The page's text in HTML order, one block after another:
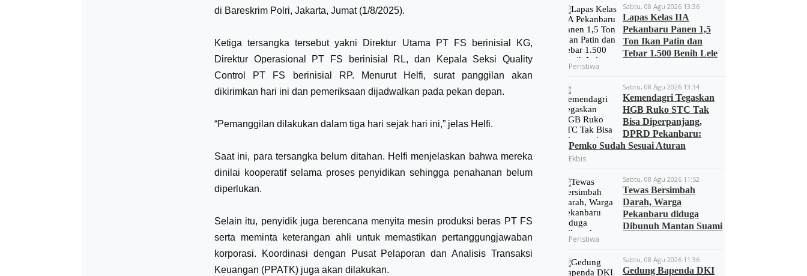
di Bareskrim Polri, Jakarta, Jumat (1/8/2025).
Ketiga tersangka tersebut yakni Direktur Utama PT FS berinisial KG,
Direktur Operasional PT FS berinisial RL, dan Kepala Seksi Quality
Control PT FS berinisial RP. Menurut Helfi, surat panggilan akan
dikirimkan hari ini dan pemeriksaan dijadwalkan pada pekan depan.
“Pemanggilan dilakukan dalam tiga hari sejak hari ini,” jelas Helfi.
Saat ini, para tersangka belum ditahan. Helfi menjelaskan bahwa mereka
dinilai kooperatif selama proses penyidikan sehingga penahanan belum
diperlukan.
Selain itu, penyidik juga berencana menyita mesin produksi beras PT FS
serta meminta keterangan ahli untuk memastikan pertanggungjawaban
korporasi. Koordinasi dengan Pusat Pelaporan dan Analisis Transaksi
Keuangan (PPATK) juga akan dilakukan.
Sabtu, 08 Agu 2026 13:36
Lapas Kelas IIA
Pekanbaru Panen 1,5
Ton Ikan Patin dan
Tebar 1.500 Benih Lele
Peristiwa
Sabtu, 08 Agu 2026 13:34
Kemendagri Tegaskan
HGB Ruko STC Tak
Bisa Diperpanjang,
DPRD Pekanbaru:
Pemko Sudah Sesuai Aturan
Ekbis
Sabtu, 08 Agu 2026 11:52
Tewas Bersimbah
Darah, Warga
Pekanbaru diduga
Dibunuh Mantan Suami
Peristiwa
Sabtu, 08 Agu 2026 11:36
Gedung Bapenda DKI